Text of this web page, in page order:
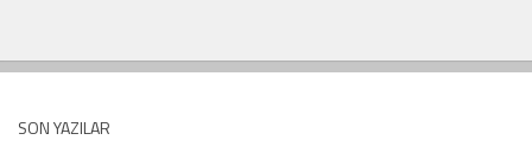
SON YAZILAR